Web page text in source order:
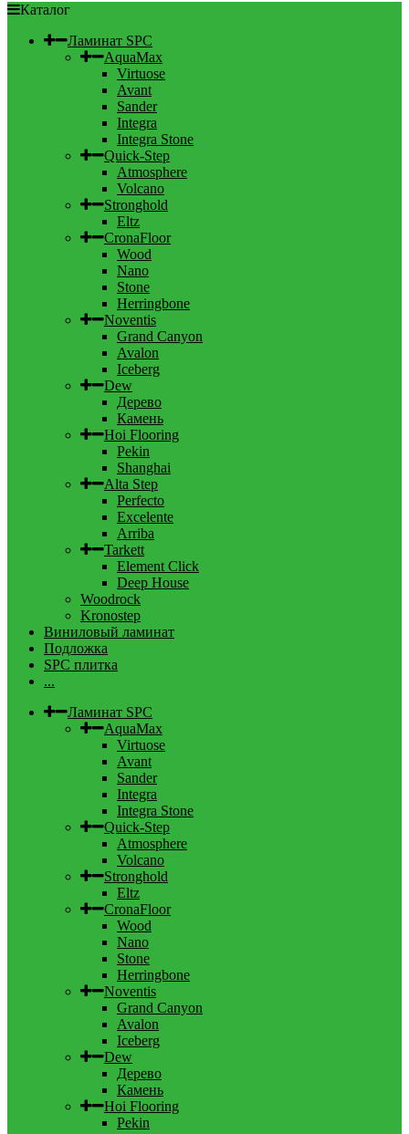
Каталог
Ламинат SPC
AquaMax
Virtuose
Avant
Sander
Integra
Integra Stone
Quick-Step
Atmosphere
Volcano
Stronghold
Eltz
CronaFloor
Wood
Nano
Stone
Herringbone
Noventis
Grand Canyon
Avalon
Iceberg
Dew
Дерево
Камень
Hoi Flooring
Pekin
Shanghai
Alta Step
Perfecto
Excelente
Arriba
Tarkett
Element Click
Deep House
Woodrock
Kronostep
Виниловый ламинат
Подложка
SPC плитка
...
Ламинат SPC
AquaMax
Virtuose
Avant
Sander
Integra
Integra Stone
Quick-Step
Atmosphere
Volcano
Stronghold
Eltz
CronaFloor
Wood
Nano
Stone
Herringbone
Noventis
Grand Canyon
Avalon
Iceberg
Dew
Дерево
Камень
Hoi Flooring
Pekin